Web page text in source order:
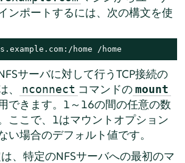
ンポートするには、次の構文を使
home /home
サーバに対して行うTCP接続の
nconnect コマンドの mount
できます。1～16の間の任意の数
ここで、1はマウントオプション
い場合のデフォルト値です。
、特定のNFSサーバへの最初のマ